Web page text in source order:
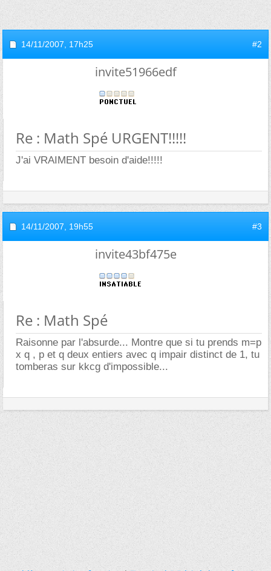
14/11/2007, 17h25 #2
invite51966edf
Re : Math Spé URGENT!!!!!
J'ai VRAIMENT besoin d'aide!!!!!
14/11/2007, 19h55 #3
invite43bf475e
Re : Math Spé
Raisonne par l'absurde... Montre que si tu prends m=p
x q , p et q deux entiers avec q impair distinct de 1, tu
tomberas sur kkcg d'impossible...